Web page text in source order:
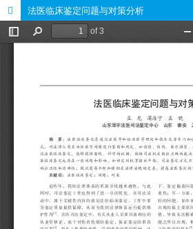
法医临床鉴定问题与对策分析